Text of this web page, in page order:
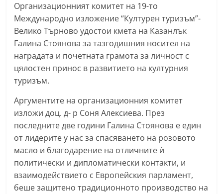
т
а
р
а
З
о
р
а
–
k
a
z
Организационният комитет на 19-то
Международно изложение “Културен туризъм”-
Велико Търново удостои кмета на Казанлък
Галина Стоянова за тазгодишния носител на
наградата и почетната грамота за личност с
цялостен принос в развитието на културния
туризъм.
Аргументите на организационния комитет
изложи доц. д- р Соня Алексиева. През
последните две години Галина Стоянова е един
от лидерите у нас за спасяването на розовото
масло и благодарение на отличните ѝ
политически и дипломатически контакти, и
взаимодействието с Европейския парламент,
беше защитено традиционното производство на